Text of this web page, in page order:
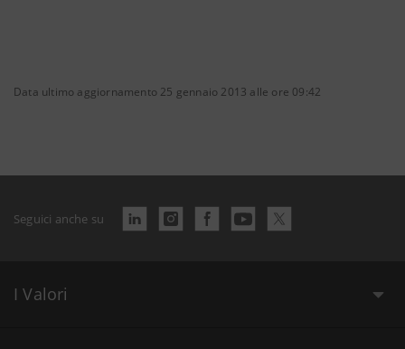
Data ultimo aggiornamento 25 gennaio 2013 alle ore 09:42
Seguici anche su
I Valori